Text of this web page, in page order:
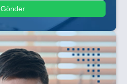
Gönder